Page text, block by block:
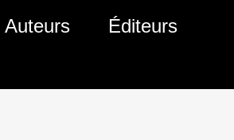
Auteurs Éditeurs